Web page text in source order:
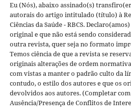
Eu (Nós), abaixo assinado(s)
autorais do artigo intitulado (título) à
Ciências da Saúde - RBCS.
original e que não está sendo
outra revista, quer seja no formato
Temos ciência de que a revista se
originais alterações de ordem
com vistas a manter o padrão culto da
contudo, o estilo dos autores e que os
devolvidos aos autores. (Completar com
Ausência/Presença de Conflitos de